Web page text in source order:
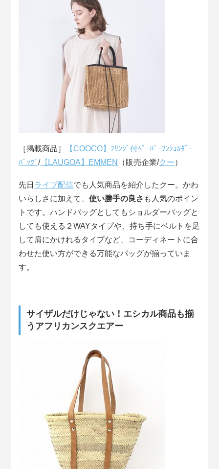
［掲載商品］
【COOCO】ﾌﾘﾝｼﾞ付ﾍﾟｰﾊﾟｰﾜﾝｼｮﾙﾀﾞｰ
ﾊﾞｯｸﾞ/【LAUGOA】EMMEN （販売企業/クー）
先日 ライブ配信でも人気商品を紹介したクー。かわ
いらしさに加えて、使い勝手の良さ も人気のポイン
トです。ハンドバッグとしてもショルダーバッグと
しても使える２WAYタイプや、持ち手にベルトを足
して肩にかけれるタイプなど、コーディネートに合
わせた使い方ができる万能なバッグが揃っていま
す。
サイザルだけじゃない！エシカル商品も揃
うアフリカンスクエアー